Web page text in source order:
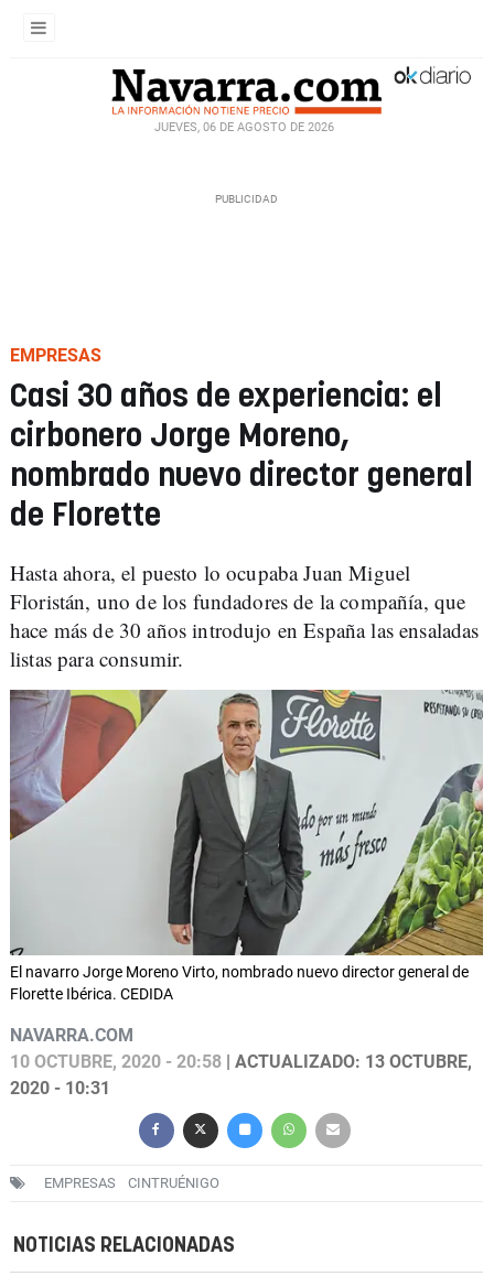
JUEVES, 06 DE AGOSTO DE 2026
EMPRESAS
Casi 30 años de experiencia: el
cirbonero Jorge Moreno,
nombrado nuevo director general
de Florette
Hasta ahora, el puesto lo ocupaba Juan Miguel
Floristán, uno de los fundadores de la compañía, que
hace más de 30 años introdujo en España las ensaladas
listas para consumir.
El navarro Jorge Moreno Virto, nombrado nuevo director general de
Florette Ibérica. CEDIDA
NAVARRA.COM
10 OCTUBRE, 2020 - 20:58 | ACTUALIZADO: 13 OCTUBRE,
2020 - 10:31
EMPRESAS CINTRUÉNIGO
NOTICIAS RELACIONADAS